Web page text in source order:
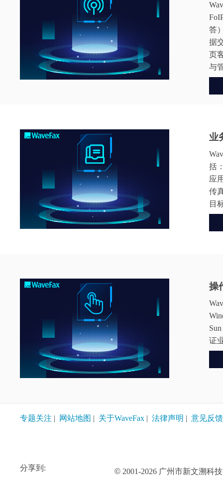
答
据
页
与
业
括
应
传
目
操
证
专题关注 | 网站地图 | 关于WaveFax | 法律声明 | 意见反馈
分享到: © 2001-2026 广州市新文溯科